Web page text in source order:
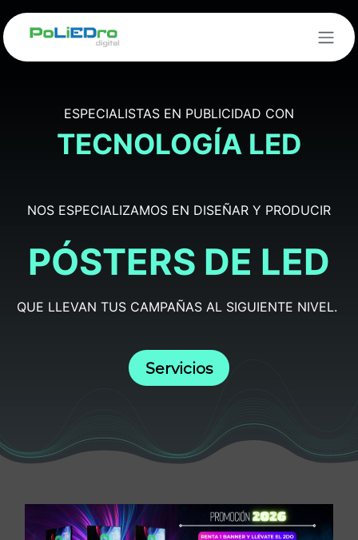
Ir al contenido
ESPECIALISTAS EN PUBLICIDAD CON
TECNOLOGÍA LED
NOS ESPECIALIZAMOS EN DISEÑAR Y PRODUCIR
PÓSTERS DE LED
QUE LLEVAN TUS CAMPAÑAS AL SIGUIENTE NIVEL.
S​​ervicios